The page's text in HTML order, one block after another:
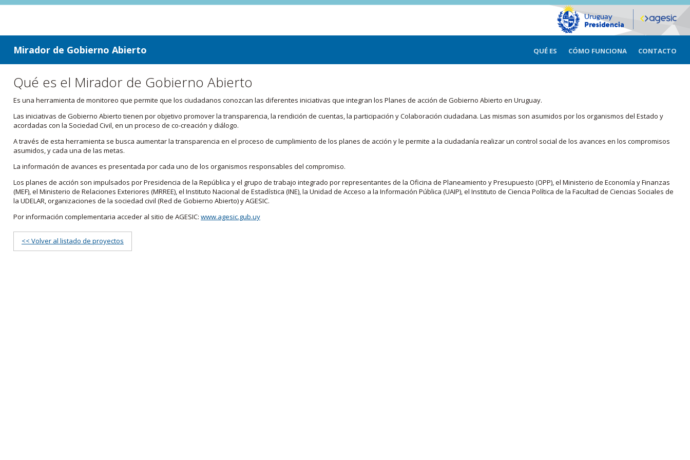
ir a contenido
ir al menú
Mirador de Gobierno Abierto QUÉ ES CÓMO FUNCIONA CONTACTO
Qué es el Mirador de Gobierno Abierto
Es una herramienta de monitoreo que permite que los ciudadanos conozcan las diferentes iniciativas que integran los Planes de acción de Gobierno Abierto en Uruguay.
Las iniciativas de Gobierno Abierto tienen por objetivo promover la transparencia, la rendición de cuentas, la participación y Colaboración ciudadana. Las mismas son asumidos por los organismos del Estado y
acordadas con la Sociedad Civil, en un proceso de co-creación y diálogo.
A través de esta herramienta se busca aumentar la transparencia en el proceso de cumplimiento de los planes de acción y le permite a la ciudadanía realizar un control social de los avances en los compromisos
asumidos, y cada una de las metas.
La información de avances es presentada por cada uno de los organismos responsables del compromiso.
Los planes de acción son impulsados por Presidencia de la República y el grupo de trabajo integrado por representantes de la Oficina de Planeamiento y Presupuesto (OPP), el Ministerio de Economía y Finanzas
(MEF), el Ministerio de Relaciones Exteriores (MRREE), el Instituto Nacional de Estadística (INE), la Unidad de Acceso a la Información Pública (UAIP), el Instituto de Ciencia Política de la Facultad de Ciencias Sociales de
la UDELAR, organizaciones de la sociedad civil (Red de Gobierno Abierto) y AGESIC.
Por información complementaria acceder al sitio de AGESIC: www.agesic.gub.uy
<< Volver al listado de proyectos